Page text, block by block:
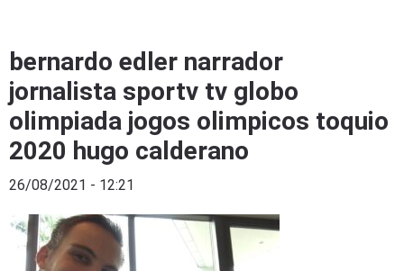
bernardo edler narrador
jornalista sportv tv globo
olimpiada jogos olimpicos toquio
2020 hugo calderano
26/08/2021 - 12:21